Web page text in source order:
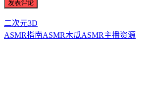
二次元3D
ASMR指南ASMR木瓜ASMR主播资源